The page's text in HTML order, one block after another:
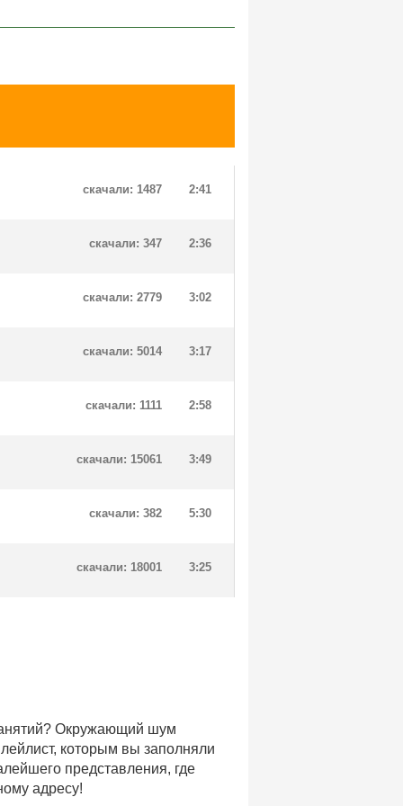
2:41
скачали: 1487
2:36
скачали: 347
3:02
скачали: 2779
3:17
скачали: 5014
2:58
скачали: 1111
3:49
скачали: 15061
5:30
скачали: 382
3:25
скачали: 18001
Окружающий шум
которым вы заполняли
представления, где
адресу!